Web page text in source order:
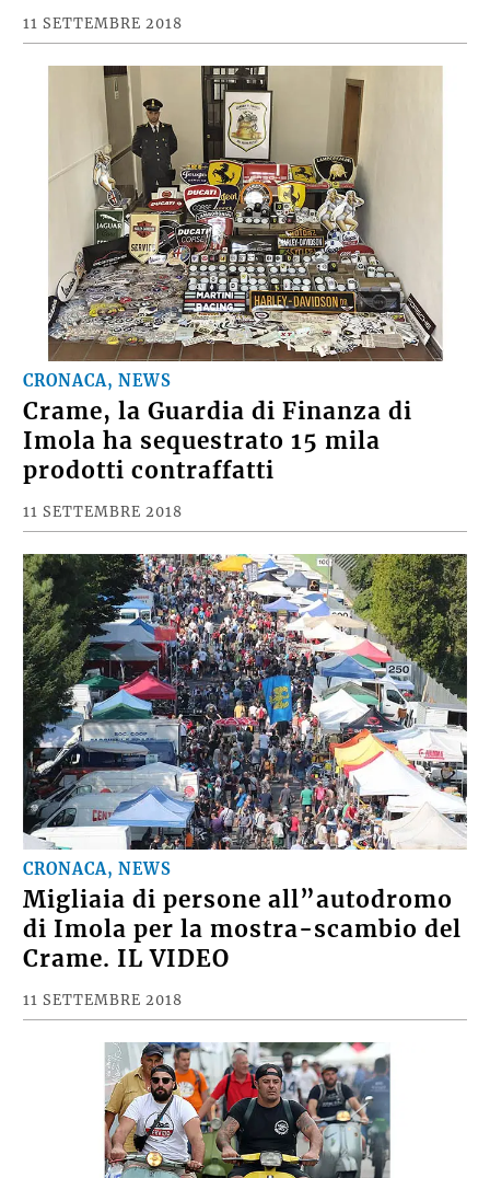
11 SETTEMBRE 2018
CRONACA, NEWS
Crame, la Guardia di Finanza di
Imola ha sequestrato 15 mila
prodotti contraffatti
11 SETTEMBRE 2018
CRONACA, NEWS
Migliaia di persone all”autodromo
di Imola per la mostra-scambio del
Crame. IL VIDEO
11 SETTEMBRE 2018